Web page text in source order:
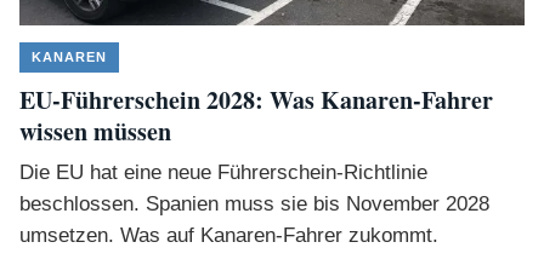
KANAREN
EU-Führerschein 2028: Was Kanaren-Fahrer
wissen müssen
Die EU hat eine neue Führerschein-Richtlinie
beschlossen. Spanien muss sie bis November 2028
umsetzen. Was auf Kanaren-Fahrer zukommt.